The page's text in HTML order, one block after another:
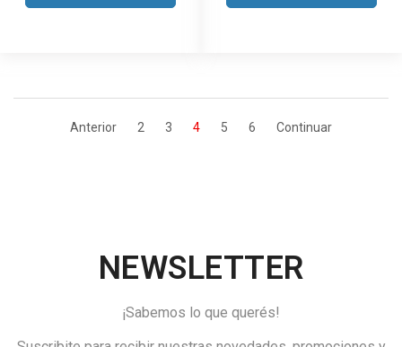
Anterior 2 3 4 5 6 Continuar
NEWSLETTER
¡Sabemos lo que querés!